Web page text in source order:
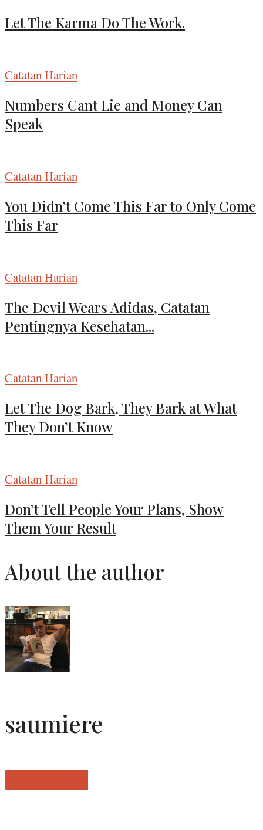
Let The Karma Do The Work.
Catatan Harian
Numbers Cant Lie and Money Can
Speak
Catatan Harian
You Didn’t Come This Far to Only Come
This Far
Catatan Harian
The Devil Wears Adidas, Catatan
Pentingnya Kesehatan...
Catatan Harian
Let The Dog Bark, They Bark at What
They Don’t Know
Catatan Harian
Don’t Tell People Your Plans, Show
Them Your Result
About the author
saumiere